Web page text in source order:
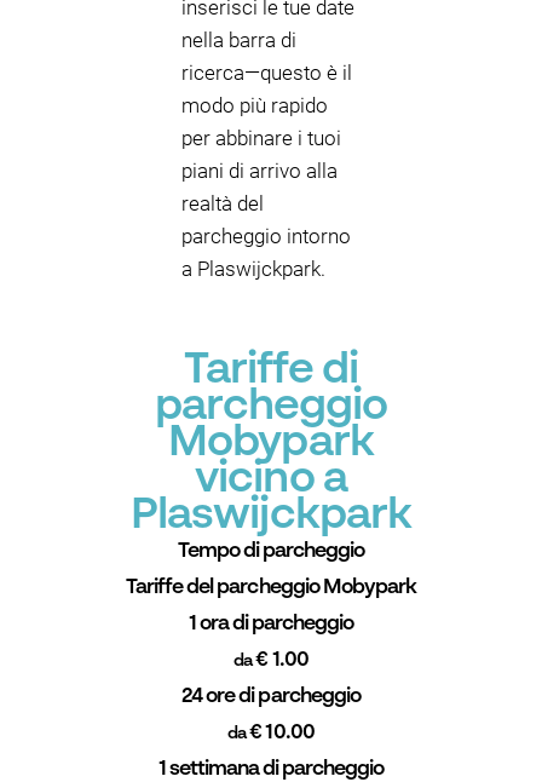
inserisci le tue date
nella barra di
ricerca—questo è il
modo più rapido
per abbinare i tuoi
piani di arrivo alla
realtà del
parcheggio intorno
a Plaswijckpark.
Tariffe di
parcheggio
Mobypark
vicino a
Plaswijckpark
Tempo di parcheggio
Tariffe del parcheggio Mobypark
1 ora di parcheggio
da€ 1.00
24 ore di parcheggio
da€ 10.00
1 settimana di parcheggio